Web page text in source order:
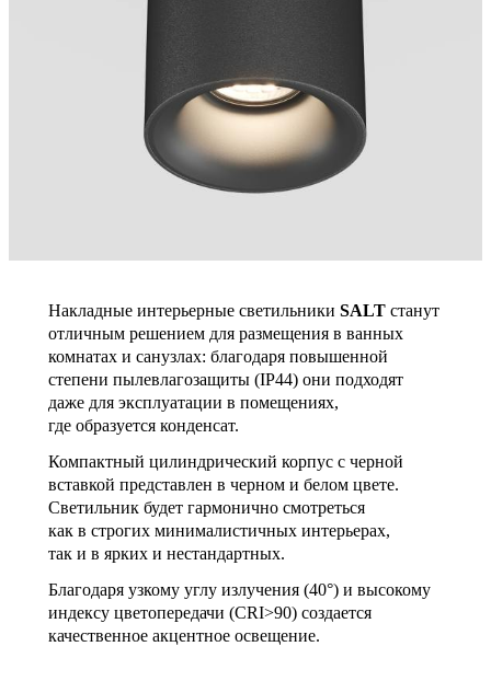
Накладные интерьерные светильники SALT станут
отличным решением для размещения в ванных
комнатах и санузлах: благодаря повышенной
степени пылевлагозащиты (IP44) они подходят
даже для эксплуатации в помещениях,
где образуется конденсат.
Компактный цилиндрический корпус с черной
вставкой представлен в черном и белом цвете.
Светильник будет гармонично смотреться
как в строгих минималистичных интерьерах,
так и в ярких и нестандартных.
Благодаря узкому углу излучения (40°) и высокому
индексу цветопередачи (CRI>90) создается
качественное акцентное освещение.